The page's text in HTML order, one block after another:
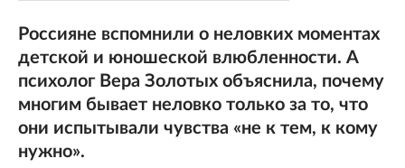
Россияне вспомнили о неловких моментах
детской и юношеской влюбленности. А
психолог Вера Золотых объяснила, почему
многим бывает неловко только за то, что
они испытывали чувства «не к тем, к кому
нужно».